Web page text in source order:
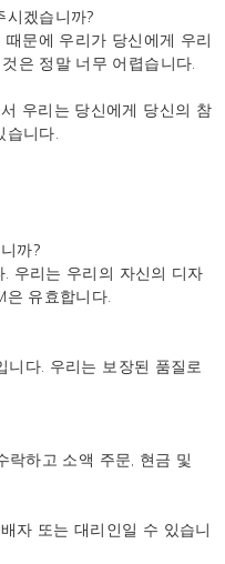
겠습니까?
문에 우리가 당신에게 우리
은 정말 너무 어렵습니다.
우리는 당신에게 당신의 참
습니다.
까?
우리는 우리의 자신의 디자
은 유효합니다.
다. 우리는 보장된 품질로
하고 소액 주문, 현금 및
자 또는 대리인일 수 있습니